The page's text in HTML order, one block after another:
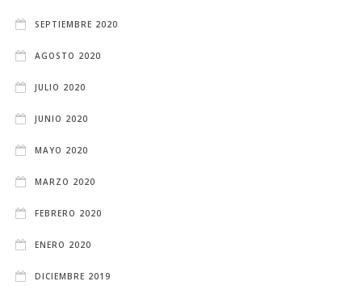
SEPTIEMBRE 2020
AGOSTO 2020
JULIO 2020
JUNIO 2020
MAYO 2020
MARZO 2020
FEBRERO 2020
ENERO 2020
DICIEMBRE 2019